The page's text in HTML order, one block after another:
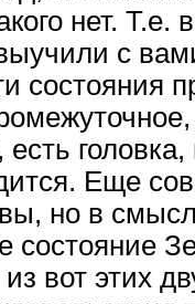
нет.
с
состояния
есть
Еще
но в
состояние
вот этих